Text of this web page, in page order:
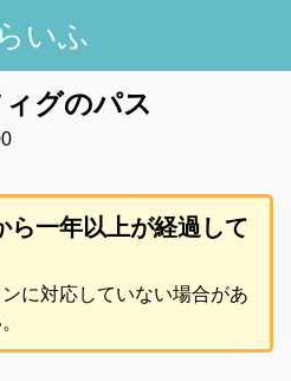
いふ
グのパス
ら一年以上が経過して
に対応していない場合があ